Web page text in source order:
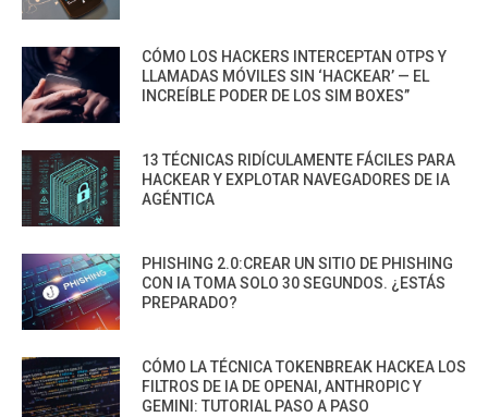
CÓMO LOS HACKERS INTERCEPTAN OTPS Y
LLAMADAS MÓVILES SIN ‘HACKEAR’ — EL
INCREÍBLE PODER DE LOS SIM BOXES”
13 TÉCNICAS RIDÍCULAMENTE FÁCILES PARA
HACKEAR Y EXPLOTAR NAVEGADORES DE IA
AGÉNTICA
PHISHING 2.0:CREAR UN SITIO DE PHISHING
CON IA TOMA SOLO 30 SEGUNDOS. ¿ESTÁS
PREPARADO?
CÓMO LA TÉCNICA TOKENBREAK HACKEA LOS
FILTROS DE IA DE OPENAI, ANTHROPIC Y
GEMINI: TUTORIAL PASO A PASO